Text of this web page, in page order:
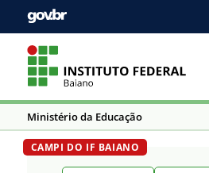
Ministério da Educação